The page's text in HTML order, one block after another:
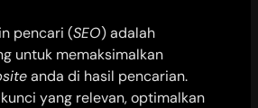
pencari (SEO) adalah
untuk memaksimalkan
anda di hasil pencarian.
yang relevan, optimalkan